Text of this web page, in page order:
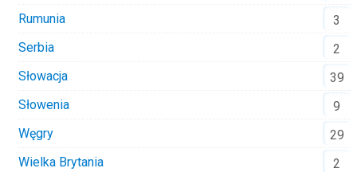
Rumunia
3
Serbia
2
Słowacja
39
Słowenia
9
Węgry
29
Wielka Brytania
2